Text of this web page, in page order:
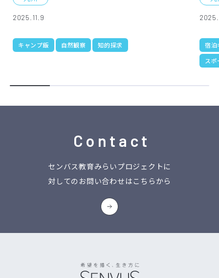
2025.11.9
キャンプ飯 自然観察 知的探求
宿泊
ス
Contact
センバス教育みらいプロジェクトに
対してのお問い合わせはこちらから